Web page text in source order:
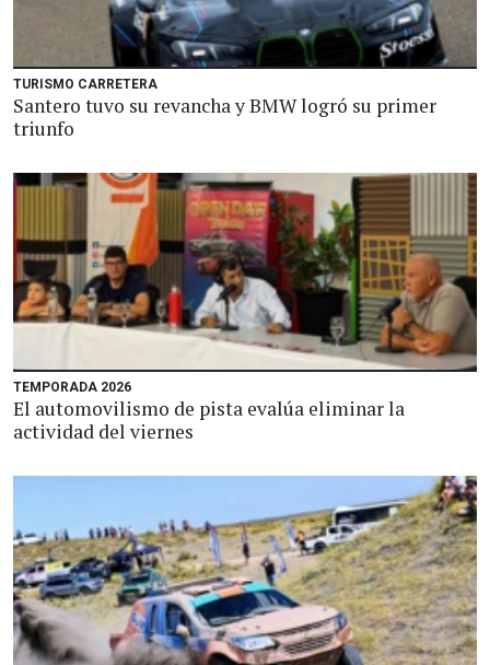
TURISMO CARRETERA
Santero tuvo su revancha y BMW logró su primer
triunfo
TEMPORADA 2026
El automovilismo de pista evalúa eliminar la
actividad del viernes